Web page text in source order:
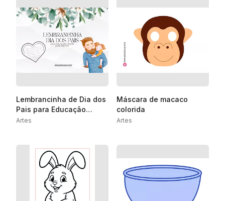
Lembrancinha de Dia dos
Pais para Educação
Infantil PDF
Artes
Máscara de macaco
colorida
Artes